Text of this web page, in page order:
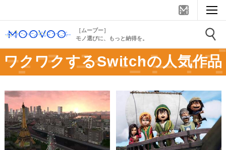
［ムーブー］
モノ選びに、もっと納得を。
ワクワクするSwitchの人気作品